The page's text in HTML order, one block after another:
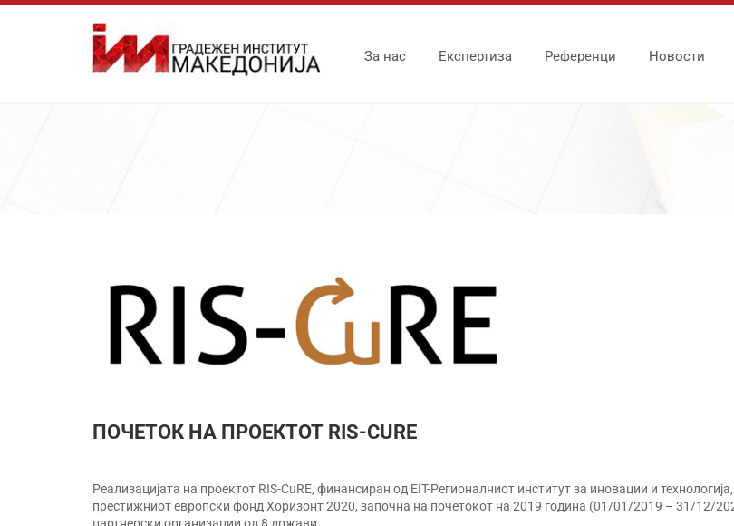
За нас Експертиза Референци Новости
ПОЧЕТОК НА ПРОЕКТОТ RIS-CURE
Реализацијата на проектот RIS-CuRE, финансиран од EIT-Регионалниот институт за иновации и технологија,
престижниот европски фонд Хоризонт 2020, започна на почетокот на 2019 година (01/01/2019 – 31/12/